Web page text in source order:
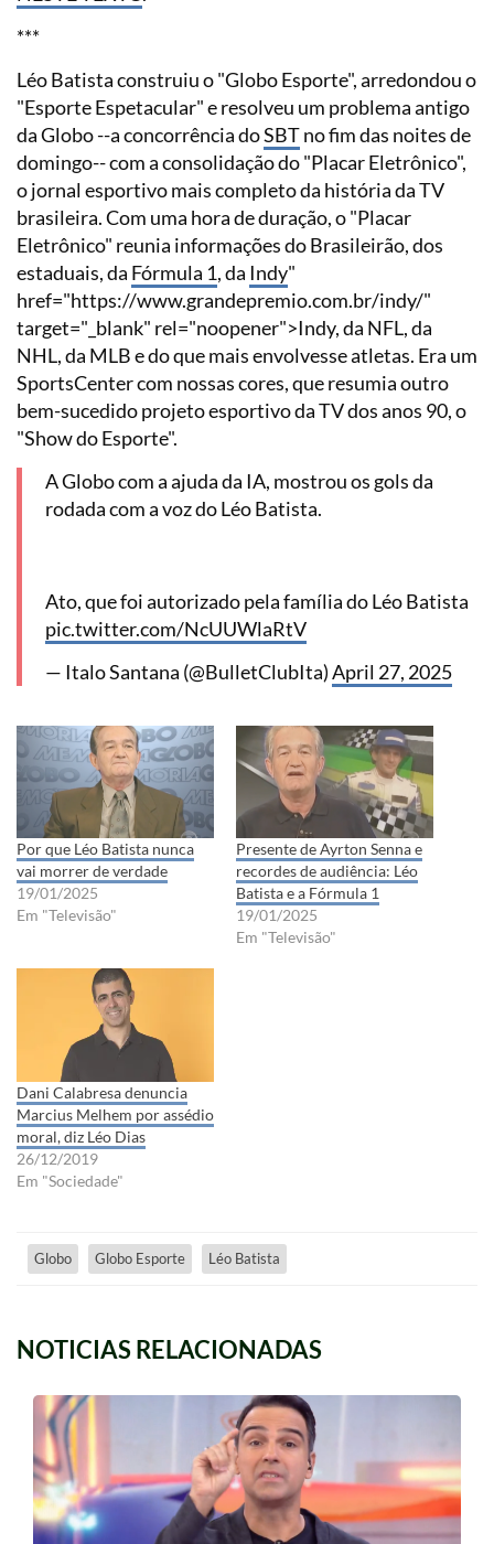
***
Léo Batista construiu o "Globo Esporte", arredondou o
"Esporte Espetacular" e resolveu um problema antigo
da Globo --a concorrência doSBTno fim das noites de
domingo-- com a consolidação do "Placar Eletrônico",
o jornal esportivo mais completo da história da TV
brasileira. Com uma hora de duração, o "Placar
Eletrônico" reunia informações do Brasileirão, dos
estaduais, da Fórmula 1, da Indy"
href="https://www.grandepremio.com.br/indy/"
target="_blank" rel="noopener">Indy, da NFL, da
NHL, da MLB e do que mais envolvesse atletas. Era um
SportsCenter com nossas cores, que resumia outro
bem-sucedido projeto esportivo da TV dos anos 90, o
"Show do Esporte".
A Globo com a ajuda da IA, mostrou os gols da
rodada com a voz do Léo Batista.
Ato, que foi autorizado pela família do Léo Batista
pic.twitter.com/NcUUWlaRtV
— Italo Santana (@BulletClubIta)April 27, 2025
Por que Léo Batista nunca
vai morrer de verdade
19/01/2025
Em "Televisão"
Presente de Ayrton Senna e
recordes de audiência: Léo
Batista e a Fórmula 1
19/01/2025
Em "Televisão"
Dani Calabresa denuncia
Marcius Melhem por assédio
moral, diz Léo Dias
26/12/2019
Em "Sociedade"
Globo Globo Esporte Léo Batista
NOTICIAS RELACIONADAS